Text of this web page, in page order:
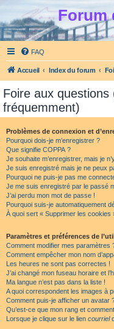
Forum
FAQ
Accueil Index du forum
Foire aux
fréquemment)
Problèmes de connexion et
Pourquoi dois-je m’enregistrer ?
Que signifie COPPA ?
Je souhaite m’enregistrer, mais je
Je suis enregistré mais je ne peux
Pourquoi ne puis-je pas me
Je me suis enregistré par le passé
J’ai perdu mon mot de passe !
Pourquoi suis-je automatiquement
À quoi sert « Supprimer les cookies
Paramètres et préférences de
Comment modifier mes paramètres
Comment empêcher mon nom
Les heures ne sont pas correctes !
J’ai changé mon fuseau horaire et
Ma langue n’est pas dans la liste !
A quoi correspondent les images à
Comment puis-je afficher un avatar
Qu’est-ce que mon rang et
Lorsque je clique sur le lien courriel